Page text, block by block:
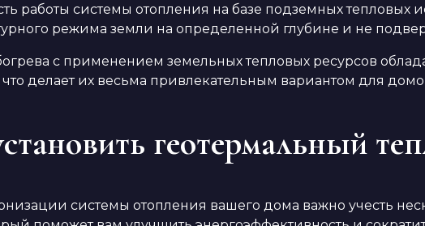
работы системы отопления на базе подземных
режима земли на определенной глубине и не
с применением земельных тепловых ресурсов
делает их весьма привлекательным вариантом для
геотермальный
системы отопления вашего дома важно учесть